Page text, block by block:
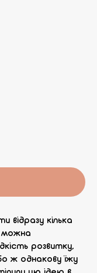
кілька
можна
розвитку,
ж однакову їжу